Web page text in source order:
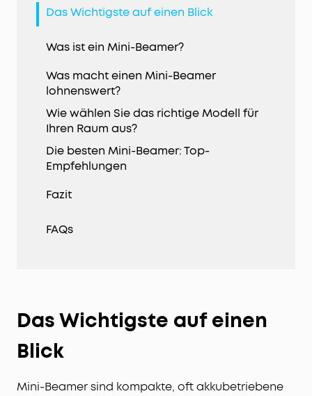
Das Wichtigste auf einen Blick
Was ist ein Mini-Beamer?
Was macht einen Mini-Beamer
lohnenswert?
Wie wählen Sie das richtige Modell für
Ihren Raum aus?
Die besten Mini-Beamer: Top-
Empfehlungen
Fazit
FAQs
Das Wichtigste auf einen
Blick
Mini-Beamer sind kompakte, oft akkubetriebene